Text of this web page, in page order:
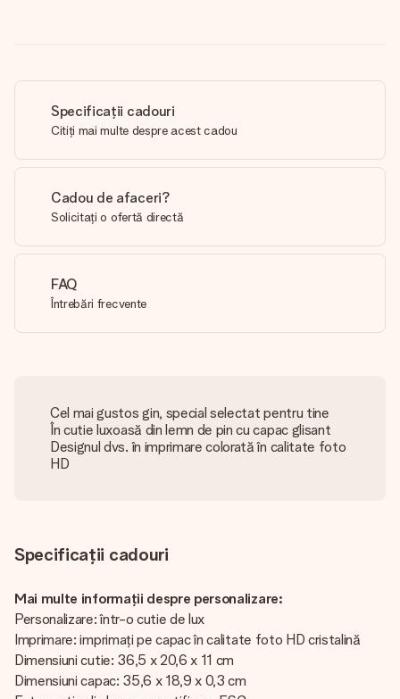
Specificații cadouri
Citiți mai multe despre acest cadou
Cadou de afaceri?
Solicitați o ofertă directă
FAQ
Întrebări frecvente
Cel mai gustos gin, special selectat pentru tine
În cutie luxoasă din lemn de pin cu capac glisant
Designul dvs. în imprimare colorată în calitate foto
HD
Specificații cadouri
Mai multe informații despre personalizare:
Personalizare: într-o cutie de lux
Imprimare: imprimați pe capac în calitate foto HD cristalină
Dimensiuni cutie: 36,5 x 20,6 x 11 cm
Dimensiuni capac: 35,6 x 18,9 x 0,3 cm